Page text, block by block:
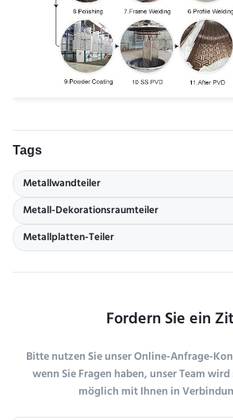
Tags
Metallwandteiler
Metall-Dekorationsraumteiler
Metallplatten-Teiler
Fordern Sie ein
Bitte nutzen Sie unser Online-Anfrage-
wenn Sie Fragen haben, unser Team
möglich mit Ihnen in